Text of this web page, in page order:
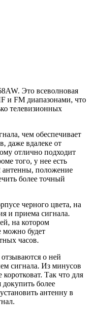
Это всеволновая
и FM диапазонами, что
телевизионных
чем обеспечивает
даже вдалеке от
отлично подходит
того, у нее есть
антенны, положение
более точный
черного цвета, на
и приема сигнала.
на котором
можно будет
часов.
о ней
сигнала. Из минусов
коротковат. Так что для
более
антенну в